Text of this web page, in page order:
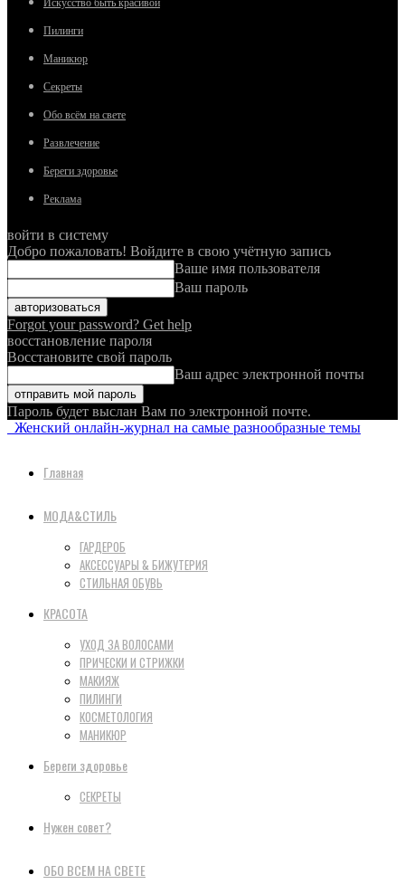
Искусство быть красивой
Пилинги
Маникюр
Секреты
Обо всём на свете
Развлечение
Береги здоровье
Реклама
войти в систему
Добро пожаловать! Войдите в свою учётную запись
Ваше имя пользователя
Ваш пароль
Forgot your password? Get help
восстановление пароля
Восстановите свой пароль
Ваш адрес электронной почты
Пароль будет выслан Вам по электронной почте.
Женский онлайн-журнал на самые разнообразные темы
Главная
МОДА&СТИЛЬ
ГАРДЕРОБ
АКСЕССУАРЫ & БИЖУТЕРИЯ
СТИЛЬНАЯ ОБУВЬ
КРАСОТА
УХОД ЗА ВОЛОСАМИ
ПРИЧЕСКИ И СТРИЖКИ
МАКИЯЖ
ПИЛИНГИ
КОСМЕТОЛОГИЯ
МАНИКЮР
Береги здоровье
СЕКРЕТЫ
Нужен совет?
ОБО ВСЕМ НА СВЕТЕ